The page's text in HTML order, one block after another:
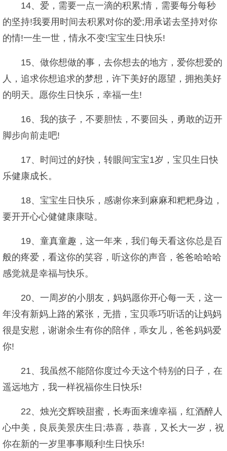
14、爱，需要一点一滴的积累;情，需要每分每秒
的坚持!我要用时间去积累对你的爱;用承诺去坚持对你
的情!一生一世，情永不变!宝宝生日快乐!
15、做你想做的事，去你想去的地方，爱你想爱的
人，追求你想追求的梦想，许下美好的愿望，拥抱美好
的明天。愿你生日快乐，幸福一生!
16、我的孩子，不要胆怯，不要回头，勇敢的迈开
脚步向前走吧!
17、时间过的好快，转眼间宝宝1岁，宝贝生日快
乐健康成长。
18、宝宝生日快乐，感谢你来到麻麻和粑粑身边，
要开开心心健健康康哒。
19、童真童趣，这一年来，我们每天看这你总是百
般的疼爱，看这你的笑容，听这你的声音，爸爸哈哈哈
感觉就是幸福与快乐。
20、一周岁的小朋友，妈妈愿你开心每一天，这一
年没有新妈上路的紧张，无措，宝贝乖巧听话的让妈妈
很是安慰，谢谢余生有你的陪伴，乖女儿，爸爸妈妈爱
你!
21、我虽然不能陪你度过今天这个特别的日子，在
遥远地方，我一样祝福你生日快乐!
22、烛光交辉映甜蜜，长寿面来缠幸福，红酒醉人
心中美，良辰美景庆生日;恭喜，恭喜，又长大一岁，祝
你在新的一岁里事事顺利!生日快乐!